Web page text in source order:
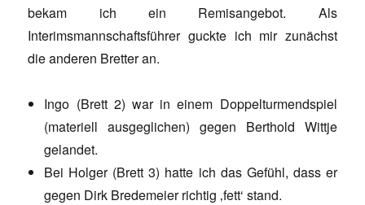
bekam ich ein Remisangebot. Als
Interimsmannschaftsführer guckte ich mir zunächst
die anderen Bretter an.
Ingo (Brett 2) war in einem Doppelturmendspiel
(materiell ausgeglichen) gegen Berthold Wittje
gelandet.
Bei Holger (Brett 3) hatte ich das Gefühl, dass er
gegen Dirk Bredemeier richtig ‚fett‘ stand.